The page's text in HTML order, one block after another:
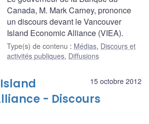
Canada, M. Mark Carney, prononce
un discours devant le Vancouver
Island Economic Alliance (VIEA).
Type(s) de contenu : Médias, Discours et
activités publiques, Diffusions
15 octobre 2012
- Discours